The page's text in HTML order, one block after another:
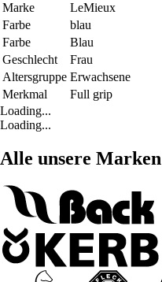
Marke
LeMieux
Farbe
blau
Farbe
Blau
Geschlecht
Frau
Altersgruppe Erwachsene
Merkmal
Full grip
Loading...
Loading...
Alle unsere Marken